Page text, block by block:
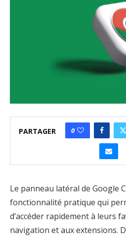
PARTAGER 0
Le panneau latéral de Google
fonctionnalité pratique qui
d’accéder rapidement à leurs
navigation et aux extensions.